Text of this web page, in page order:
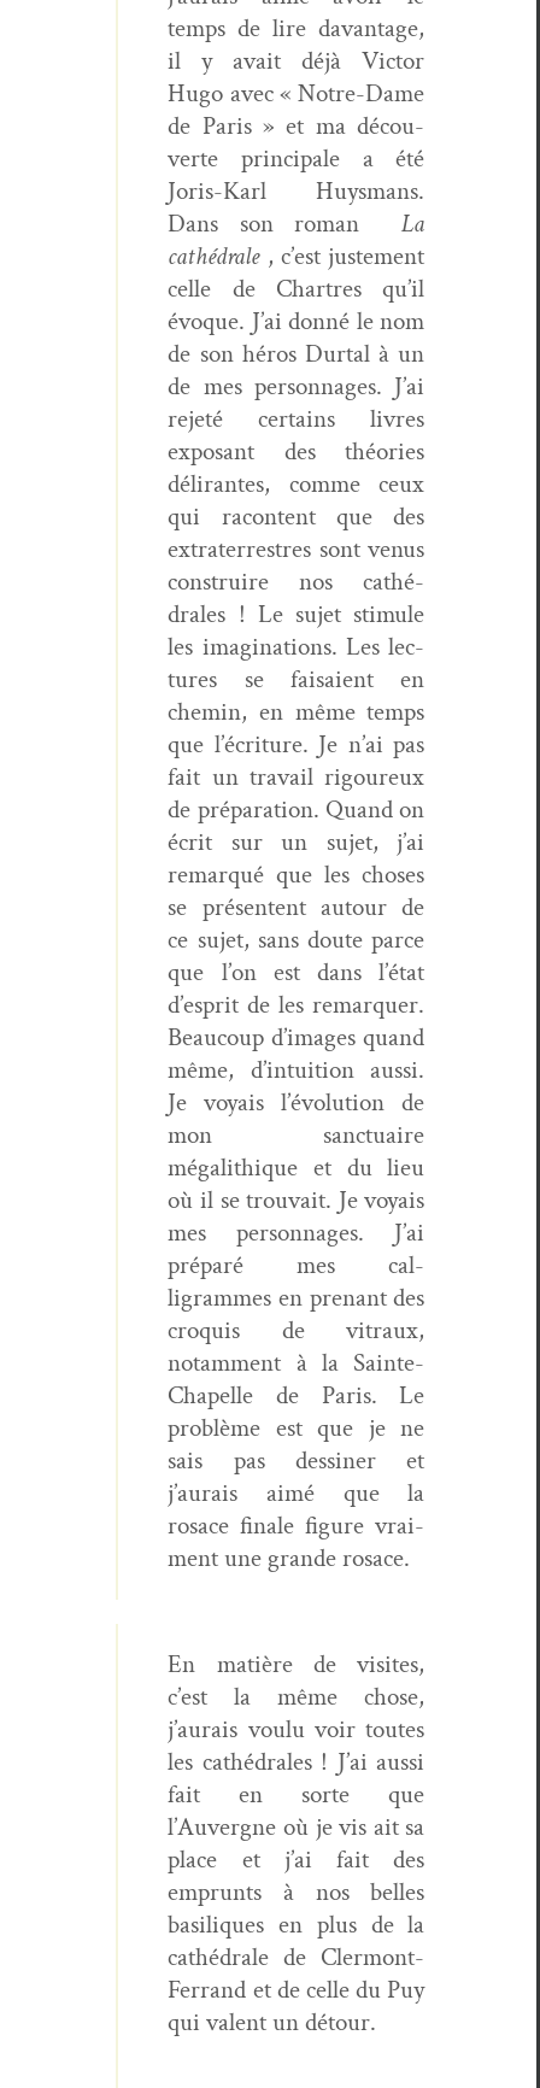
temps de lire davan­tage,
il y avait déjà Vic­tor
Hugo avec « Notre-Dame
de Paris » et ma décou­
verte prin­ci­pale a été
Joris-Karl Huys­mans.
Dans son romanLa
cathé­drale, c’est juste­ment
celle de Chartres qu’il
évoque. J’ai don­né le nom
de son héros Dur­tal à un
de mes per­son­nages. J’ai
rejeté cer­tains livres
exposant des théories
déli­rantes, comme ceux
qui racon­tent que des
extrater­restres sont venus
con­stru­ire nos cathé­
drales ! Le sujet stim­ule
les imag­i­na­tions. Les lec­
tures se fai­saient en
chemin, en même temps
que l’écriture. Je n’ai pas
fait un tra­vail rigoureux
de pré­pa­ra­tion. Quand on
écrit sur un sujet, j’ai
remar­qué que les choses
se présen­tent autour de
ce sujet, sans doute parce
que l’on est dans l’état
d’esprit de les remar­quer.
Beau­coup d’images quand
même, d’intuition aus­si.
Je voy­ais l’évolution de
mon sanc­tu­aire
mégalithique et du lieu
où il se trou­vait. Je voy­ais
mes per­son­nages. J’ai
pré­paré mes cal­
ligrammes en prenant des
cro­quis de vit­raux,
notam­ment à la Sainte-
Chapelle de Paris. Le
prob­lème est que je ne
sais pas dessin­er et
j’aurais aimé que la
rosace finale fig­ure vrai­
ment une grande rosace.
En matière de vis­ites,
c’est la même chose,
j’aurais voulu voir toutes
les cathé­drales ! J’ai aus­si
fait en sorte que
l’Auvergne où je vis ait sa
place et j’ai fait des
emprunts à nos belles
basiliques en plus de la
cathé­drale de Cler­mont-
Fer­rand et de celle du Puy
qui valent un détour.